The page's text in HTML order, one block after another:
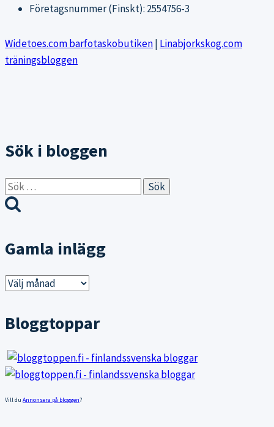
Företagsnummer (Finskt): 2554756-3
Widetoes.com barfotaskobutiken| Linabjorkskog.com
träningsbloggen
Sök i bloggen
Sök
efter:
Gamla inlägg
Gamla
Bloggtoppar
Vill du Annonsera på bloggen?